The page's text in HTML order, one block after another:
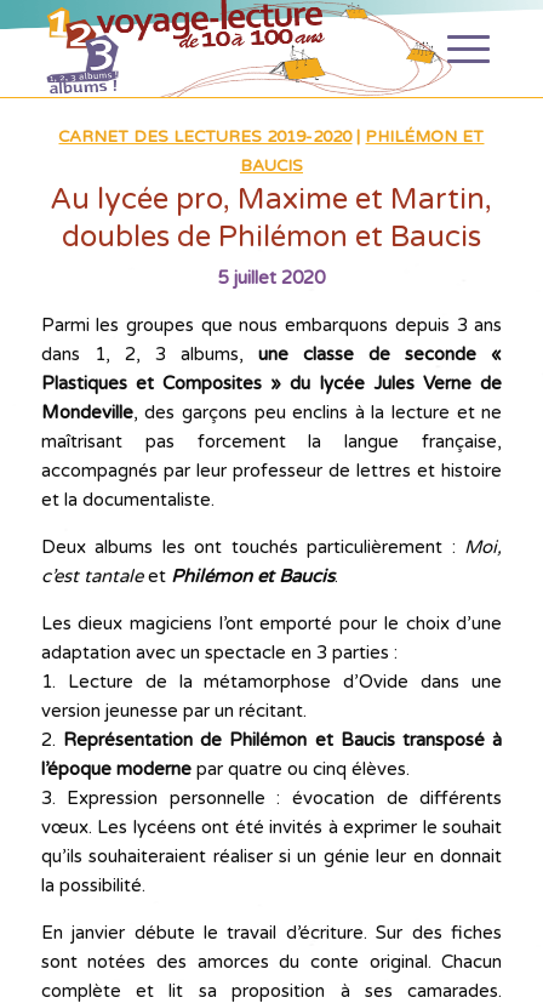
CARNET DES LECTURES 2019-2020| PHILÉMON ET
BAUCIS
Au lycée pro, Maxime et Martin,
doubles de Philémon et Baucis
5 juillet 2020
Parmi les groupes que nous embarquons depuis 3 ans
dans 1, 2, 3 albums, une classe de seconde «
Plastiques et Composites » du lycée Jules Verne de
Mondeville, des garçons peu enclins à la lecture et ne
maîtrisant pas forcement la langue française,
accompagnés par leur professeur de lettres et histoire
et la documentaliste.
Deux albums les ont touchés particulièrement : Moi,
c’est tantaleet Philémon et Baucis.
Les dieux magiciens l’ont emporté pour le choix d’une
adaptation avec un spectacle en 3 parties :
1. Lecture de la métamorphose d’Ovide dans une
version jeunesse par un récitant.
2. Représentation de Philémon et Baucis transposé à
l’époque modernepar quatre ou cinq élèves.
3. Expression personnelle : évocation de différents
vœux. Les lycéens ont été invités à exprimer le souhait
qu’ils souhaiteraient réaliser si un génie leur en donnait
la possibilité.
En janvier débute le travail d’écriture. Sur des fiches
sont notées des amorces du conte original. Chacun
complète et lit sa proposition à ses camarades.